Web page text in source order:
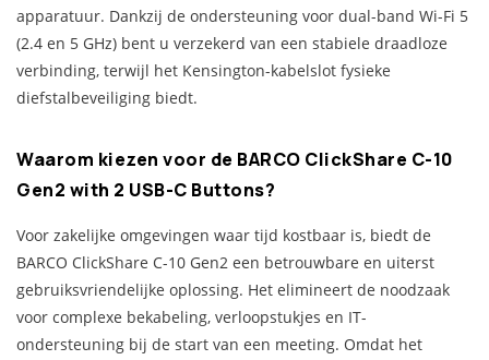
apparatuur. Dankzij de ondersteuning voor dual-band Wi-Fi 5
(2.4 en 5 GHz) bent u verzekerd van een stabiele draadloze
verbinding, terwijl het Kensington-kabelslot fysieke
diefstalbeveiliging biedt.
Waarom kiezen voor de BARCO ClickShare C-10
Gen2 with 2 USB-C Buttons?
Voor zakelijke omgevingen waar tijd kostbaar is, biedt de
BARCO ClickShare C-10 Gen2 een betrouwbare en uiterst
gebruiksvriendelijke oplossing. Het elimineert de noodzaak
voor complexe bekabeling, verloopstukjes en IT-
ondersteuning bij de start van een meeting. Omdat het